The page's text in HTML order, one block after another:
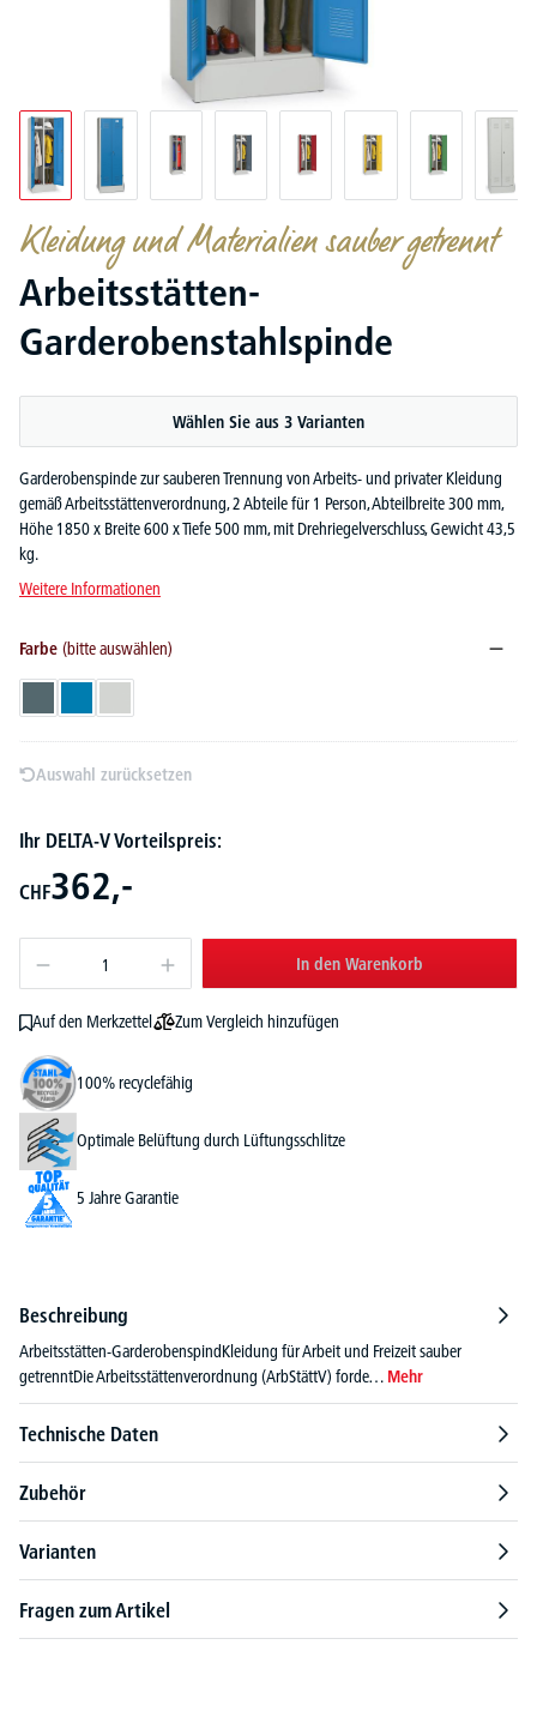
Kleidung und Materialien sauber getrennt
Arbeitsstätten-
Garderobenstahlspinde
Wählen Sie aus 3 Varianten
Garderobenspinde zur sauberen Trennung von Arbeits- und privater Kleidung
gemäß Arbeitsstättenverordnung, 2 Abteile für 1 Person, Abteilbreite 300 mm,
Höhe 1850 x Breite 600 x Tiefe 500 mm, mit Drehriegelverschluss, Gewicht 43,5
kg.
Weitere Informationen
Farbe (bitte auswählen)
Auswahl zurücksetzen
Ihr DELTA-V Vorteilspreis:
CHF362,-
In den Warenkorb
Auf den Merkzettel Zum Vergleich hinzufügen
100% recyclefähig
Optimale Belüftung durch Lüftungsschlitze
5 Jahre Garantie
Beschreibung
Arbeitsstätten-GarderobenspindKleidung für Arbeit und Freizeit sauber
getrenntDie Arbeitsstättenverordnung (ArbStättV) forde… Mehr
Technische Daten
Zubehör
Varianten
Fragen zum Artikel